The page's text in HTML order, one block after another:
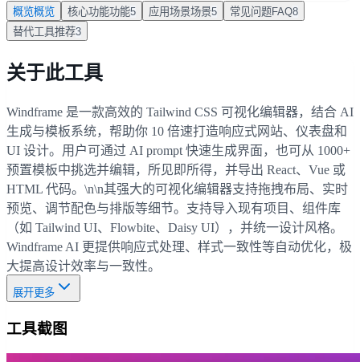
概览概览 核心功能功能5 应用场景场景5 常见问题 FAQ8
替代工具推荐3
关于此工具
Windframe 是一款高效的 Tailwind CSS 可视化编辑器，结合 AI
生成与模板系统，帮助你 10 倍速打造响应式网站、仪表盘和
UI 设计。用户可通过 AI prompt 快速生成界面，也可从 1000+
预置模板中挑选并编辑，所见即所得，并导出 React、Vue 或
HTML 代码。\n\n其强大的可视化编辑器支持拖拽布局、实时
预览、调节配色与排版等细节。支持导入现有项目、组件库
（如 Tailwind UI、Flowbite、Daisy UI），并统一设计风格。
Windframe AI 更提供响应式处理、样式一致性等自动优化，极
大提高设计效率与一致性。
展开更多
工具截图